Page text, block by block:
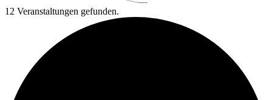
12 Veranstaltungen gefunden.